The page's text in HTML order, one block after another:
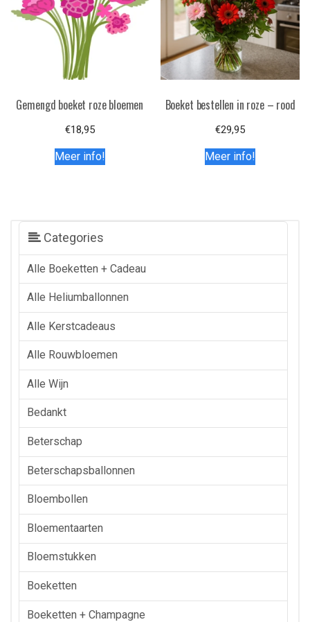
Gemengd boeket roze bloemen
€18,95
Meer info!
Boeket bestellen in roze – rood
€29,95
Meer info!
Categories
Alle Boeketten + Cadeau
Alle Heliumballonnen
Alle Kerstcadeaus
Alle Rouwbloemen
Alle Wijn
Bedankt
Beterschap
Beterschapsballonnen
Bloembollen
Bloementaarten
Bloemstukken
Boeketten
Boeketten + Champagne